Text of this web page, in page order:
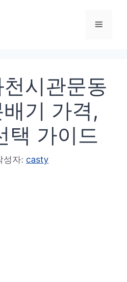
메
시관문동
기 가격,
택 가이드
성자: casty